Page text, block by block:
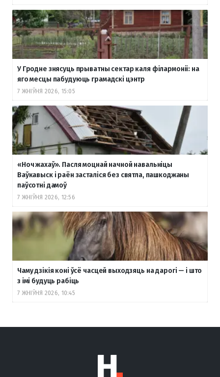
У Гродне знясуць прыватны сектар каля філармоніі: на
яго месцы пабудуюць грамадскі цэнтр
7 ЖНІЎНЯ 2026, 15:05
«Ноч жахаў». Пасля моцнай начной навальніцы
Ваўкавыск і раён засталіся без святла, пашкоджаны
паўсотні дамоў
7 ЖНІЎНЯ 2026, 12:56
Чаму дзікія коні ўсё часцей выходзяць на дарогі — і што
з імі будуць рабіць
7 ЖНІЎНЯ 2026, 10:45